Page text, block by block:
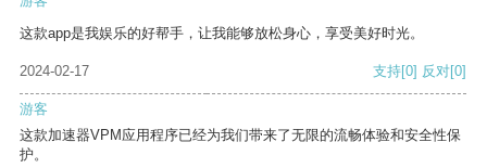
这款app是我娱乐的好帮手，让我能够放松身心，享受美好时光。
2024-02-17 支持[0] 反对[0]
游客
这款加速器VPM应用程序已经为我们带来了无限的流畅体验和安全性保
护。